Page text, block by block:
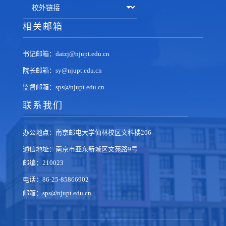
相关邮箱
书记邮箱：daizj@njupt.edu.cn
院长邮箱：sy@njupt.edu.cn
监督邮箱：sps@njupt.edu.cn
联系我们
办公地点：南京邮电大学仙林校区文科楼206
通信地址：南京市亚东新城区文苑路9号
邮编：210023
电话：86-25-85866902
邮箱：sps@njupt.edu.cn